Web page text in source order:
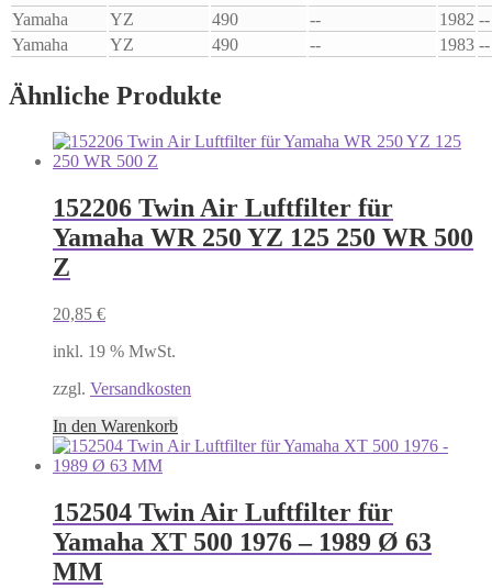
Yamaha
YZ 490 -- 1982 --
Yamaha
YZ 490 -- 1983 --
Ähnliche Produkte
152206 Twin Air Luftfilter für
Yamaha WR 250 YZ 125 250 WR 500
Z
20,85 €
inkl. 19 % MwSt.
zzgl. Versandkosten
In den Warenkorb
152504 Twin Air Luftfilter für
Yamaha XT 500 1976 – 1989 Ø 63
MM